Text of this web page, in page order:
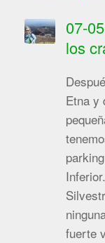
07-
los
Etna y
fuerte